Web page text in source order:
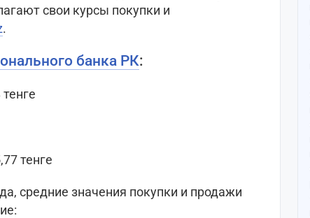
свои курсы покупки и
.
банка РК:
тенге
средние значения покупки и продажи